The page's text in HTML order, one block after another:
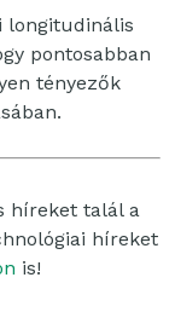
longitudinális
pontosabban
tényezők
híreket talál a
híreket
is!